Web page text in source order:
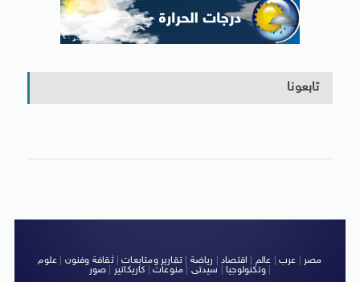
تابعونا
مصر عرب عالم اقتصاد رياضة |تقارير ومتابعات|ثقافة وفنون
علوم
وتكنولوجيا| سيدتى منوعات كاريكاتير صور
|